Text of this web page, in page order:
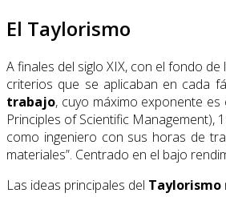
El Taylorismo
A finales del siglo XIX, con el fondo
criterios que se aplicaban en cada
trabajo, cuyo máximo exponente
Principles of Scientific Management),
como ingeniero con sus horas de
materiales”. Centrado en el bajo
Las ideas principales del Taylorismo